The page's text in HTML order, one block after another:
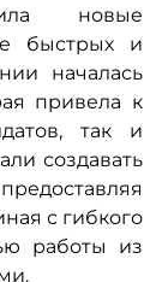
новые
быстрых и
началась
привела к
так и
создавать
с гибкого
работы из